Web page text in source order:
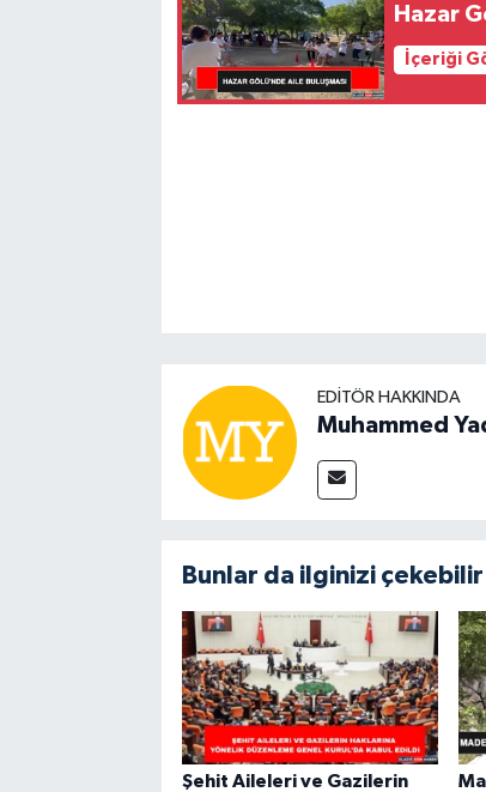
Hazar
İçeriği
EDITÖR HAKKINDA
Muhammed
Bunlar da ilginizi çekebilir
Şehit Aileleri ve Gazilerin